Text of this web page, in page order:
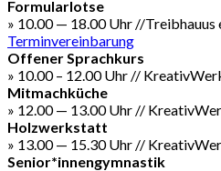
Formularlotse
» 10.00 — 18.00 Uhr //Treibhauus
Terminvereinbarung
Offener Sprachkurs
» 10.00 – 12.00 Uhr //
Mitmachküche
» 12.00 — 13.00 Uhr //
Holzwerkstatt
» 13.00 — 15.30 Uhr //
Senior*innengymnastik